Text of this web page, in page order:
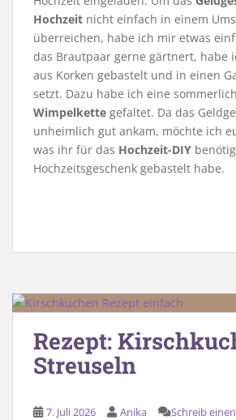
Hochzeit nicht einfach in einem
überreichen, habe ich mir etwas
das Brautpaar gerne gärtnert, habe
aus Korken gebastelt und in einen
setzt. Dazu habe ich eine
Wimpelkette gefaltet. Da das
unheimlich gut ankam, möchte ich
was ihr für das Hochzeit-DIY
Hochzeitsgeschenk gebastelt habe.
Rezept:
Streuseln
7. Juli 2026 Anika Schreib